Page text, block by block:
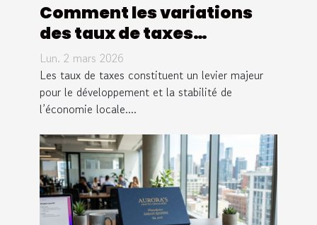
Comment les variations
des taux de taxes
influencent-elles
l'économie locale ?
Lun. 2 mars 2026
Les taux de taxes constituent un levier majeur
pour le développement et la stabilité de
l’économie locale....